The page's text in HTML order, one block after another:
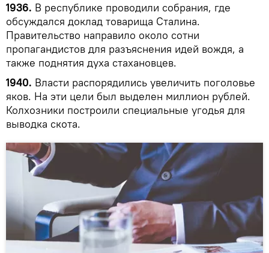
1936. В республике проводили собрания, где
обсуждался доклад товарища Сталина.
Правительство направило около сотни
пропагандистов для разъяснения идей вождя, а
также поднятия духа стахановцев.
1940. Власти распорядились увеличить поголовье
яков. На эти цели был выделен миллион рублей.
Колхозники построили специальные угодья для
выводка скота.